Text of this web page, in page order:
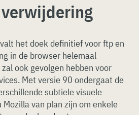
het doek definitief voor ftp en
in de browser helemaal
ook gevolgen hebben voor
Met versie 90 ondergaat de
subtiele visuele
Mozilla van plan zijn om enkele